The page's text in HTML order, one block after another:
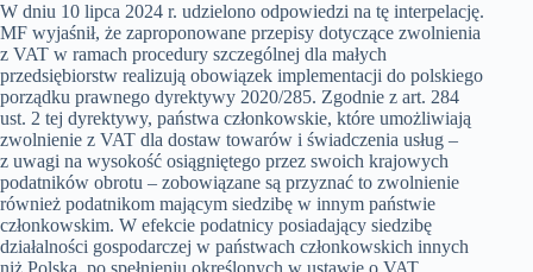
W dniu 10 lipca 2024 r. udzielono odpowiedzi na tę interpelację.
MF wyjaśnił, że zaproponowane przepisy dotyczące zwolnienia
z VAT w ramach procedury szczególnej dla małych
przedsiębiorstw realizują obowiązek implementacji do polskiego
porządku prawnego dyrektywy 2020/285. Zgodnie z art. 284
ust. 2 tej dyrektywy, państwa członkowskie, które umożliwiają
zwolnienie z VAT dla dostaw towarów i świadczenia usług –
z uwagi na wysokość osiągniętego przez swoich krajowych
podatników obrotu – zobowiązane są przyznać to zwolnienie
również podatnikom mającym siedzibę w innym państwie
członkowskim. W efekcie podatnicy posiadający siedzibę
działalności gospodarczej w państwach członkowskich innych
niż Polska, po spełnieniu określonych w ustawie o VAT